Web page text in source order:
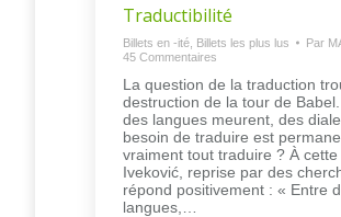
Traductibilité
Billets en -ité Billets les plus lus Par
45 Commentaires
La question de la traduction
destruction de la tour de
des langues meurent, des
besoin de traduire est
vraiment tout traduire ? À
Iveković, reprise par des
répond positivement : « Entre
langues,…